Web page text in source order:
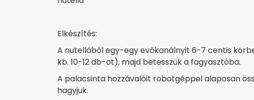
Elkészítés:
A nutellából egy-egy evőkanálnyit 6-7 centis
kb. 10-12 db-ot), majd betesszük a fagyasztóba.
A palacsinta hozzávalóit robotgéppel alaposan
hagyjuk.